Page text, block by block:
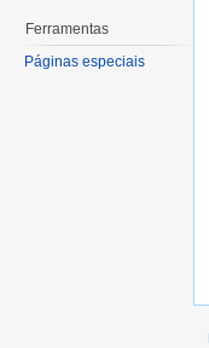
Ferramentas
Páginas especiais